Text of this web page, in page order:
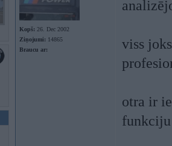
Kopš: 26. Dec 2002
Ziņojumi: 14865
Braucu ar:
viss
otra ir